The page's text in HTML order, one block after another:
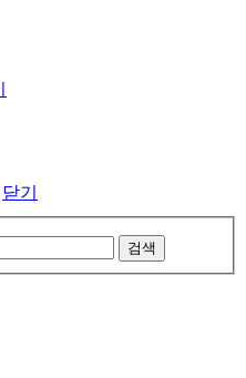
닫기
검색